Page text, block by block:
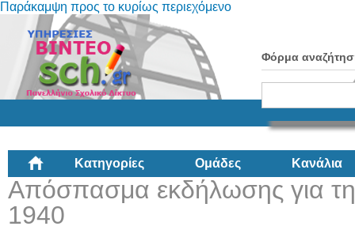
Παράκαμψη προς το κυρίως περιεχόμενο
Φόρμα
Κατηγορίες Ομάδες Κανάλια
Απόσπασμα εκδήλωσης για
1940